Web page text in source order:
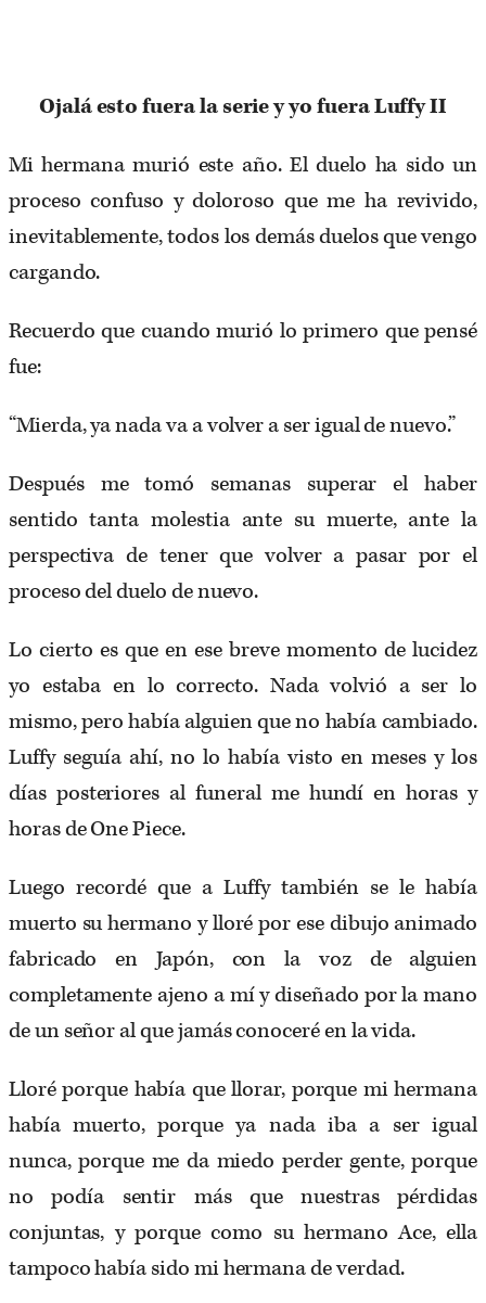
Ojalá esto fuera la serie y yo fuera Luffy II
Mi hermana murió este año. El duelo ha sido un
proceso confuso y doloroso que me ha revivido,
inevitablemente, todos los demás duelos que vengo
cargando.
Recuerdo que cuando murió lo primero que pensé
fue:
“Mierda, ya nada va a volver a ser igual de nuevo.”
Después me tomó semanas superar el haber
sentido tanta molestia ante su muerte, ante la
perspectiva de tener que volver a pasar por el
proceso del duelo de nuevo.
Lo cierto es que en ese breve momento de lucidez
yo estaba en lo correcto. Nada volvió a ser lo
mismo, pero había alguien que no había cambiado.
Luffy seguía ahí, no lo había visto en meses y los
días posteriores al funeral me hundí en horas y
horas de One Piece.
Luego recordé que a Luffy también se le había
muerto su hermano y lloré por ese dibujo animado
fabricado en Japón, con la voz de alguien
completamente ajeno a mí y diseñado por la mano
de un señor al que jamás conoceré en la vida.
Lloré porque había que llorar, porque mi hermana
había muerto, porque ya nada iba a ser igual
nunca, porque me da miedo perder gente, porque
no podía sentir más que nuestras pérdidas
conjuntas, y porque como su hermano Ace, ella
tampoco había sido mi hermana de verdad.